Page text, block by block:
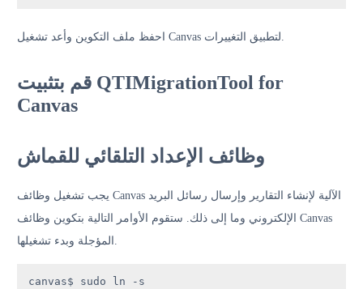
قم بتثبيت QTIMigrationTool for
Canvas
وظائف الإعداد التلقائي للقماش
يجب تشغيل وظائف Canvas الآلية لإنشاء التقارير وإرسال رسائل البريد
الإلكتروني وما إلى ذلك. ستقوم الأوامر التالية بتكوين وظائف Canvas
canvas$ sudo ln -s